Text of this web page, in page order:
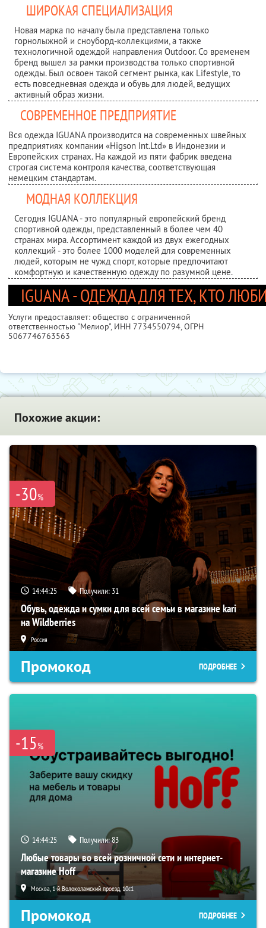
ШИРОКАЯ СПЕЦИАЛИЗАЦИЯ
Новая марка по началу была представлена только
горнолыжной и сноуборд-коллекциями, а также
технологичной одеждой направления Outdoor. Со временем
бренд вышел за рамки производства только спортивной
одежды. Был освоен такой сегмент рынка, кaк Lifestyle, то
есть повседневная одежда и обувь для людей, ведущих
активный образ жизни.
СОВРЕМЕННОЕ ПРЕДПРИЯТИЕ
Вся одежда IGUANA производится на современных швейных
предприятиях компании «Higson Int.Ltd» в Индонезии и
Европейских странах. На каждой из пяти фабрик введена
строгая система контроля качества, соответствующая
немецким стандартам.
МОДНАЯ КОЛЛЕКЦИЯ
Сегодня IGUANA - это популярный европейский бренд
спортивной одежды, представленный в более чем 40
странах мира. Ассортимент каждой из двух ежегодных
коллекций - это более 1000 моделей для современных
людей, которым не чужд спорт, которые предпочитают
комфортную и качественную одежду по разумной цене.
IGUANA - ОДЕЖДА ДЛЯ ТЕХ, КТО
Услуги предоставляет: общество с ограниченной
ответственностью "Мелиор", ИНН 7734550794, ОГРН
5067746763563
Похожие акции:
-30%
14:44:24 Получили: 31
Обувь, одежда и сумки для всей семьи в магазине kari
на Wildberries
Россия
Промокод ПОДРОБНЕЕ
-15%
14:44:24 Получили:83
Любые товары во всей розничной сети и интернет-
магазине Hoff
Москва, 1-й Волоколамский проезд, 10с1
Промокод ПОДРОБНЕЕ